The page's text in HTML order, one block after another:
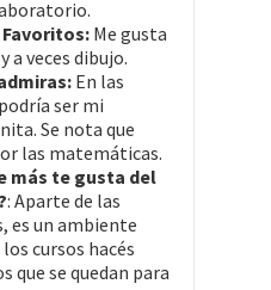
Me gusta
a veces dibujo.
En las
ser mi
Se nota que
las matemáticas.
más te gusta del
: Aparte de las
es un ambiente
cursos hacés
que se quedan para